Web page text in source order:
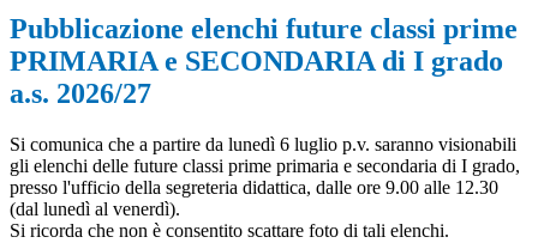
Pubblicazione elenchi future classi prime
PRIMARIA e SECONDARIA di I grado
a.s. 2026/27
Si comunica che a partire da lunedì 6 luglio p.v. saranno visionabili
gli elenchi delle future classi prime primaria e secondaria di I grado,
presso l'ufficio della segreteria didattica, dalle ore 9.00 alle 12.30
(dal lunedì al venerdì).
Si ricorda che non è consentito scattare foto di tali elenchi.